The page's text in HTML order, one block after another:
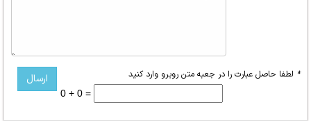
* لطفا حاصل عبارت را در جعبه متن روبرو وارد کنید
0 + 0 =